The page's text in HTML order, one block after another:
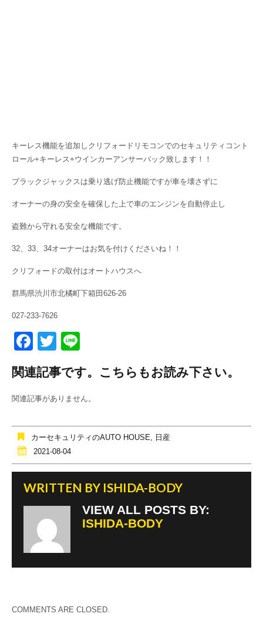
キーレス機能を追加しクリフォードリモコンでのセキュリティコント
ロール+キーレス+ウインカーアンサーバック致します！！
ブラックジャックスは乗り逃げ防止機能ですが車を壊さずに
オーナーの身の安全を確保した上で車のエンジンを自動停止し
盗難から守れる安全な機能です。
32、33、34オーナーはお気を付けくださいね！！
クリフォードの取付はオートハウスへ
群馬県渋川市北橘町下箱田626-26
027-233-7626
F
a
c
e
o
o
k
T
tt
er
e
関連記事です。こちらもお読み下さい。
関連記事がありません。
カーセキュリティのAUTO HOUSE
日産
2021-08-04
WRITTEN BY ISHIDA-BODY
VIEW ALL POSTS BY:
ISHIDA-BODY
COMMENTS ARE CLOSED.